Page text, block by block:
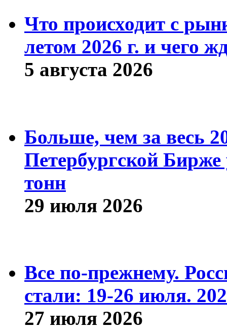
Что происходит с
летом 2026 г. и чего
5 августа 2026
Больше, чем за весь
Петербургской
тонн
29 июля 2026
Все по-прежнему.
стали: 19-26 июля.
27 июля 2026